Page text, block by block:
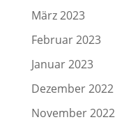
März 2023
Februar 2023
Januar 2023
Dezember 2022
November 2022